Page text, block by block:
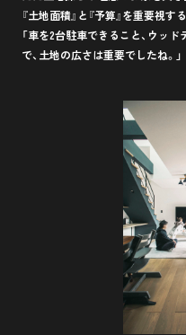
『土地面積』と『予算』を重要視
「車を2台駐車できること、ウッ
で、土地の広さは重要でしたね。」